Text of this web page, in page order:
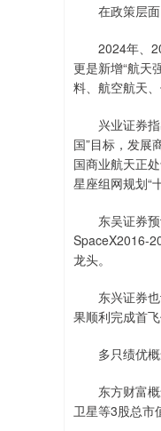
在政策层面
2024年、
更是新增“航天
料、航空航天
兴业证券指
国”目标，发展
国商业航天正
星座组网规划“
东吴证券预
SpaceX2016-
龙头。
东兴证券也
果顺利完成首
多只绩优概
东方财富概
卫星等3股总市